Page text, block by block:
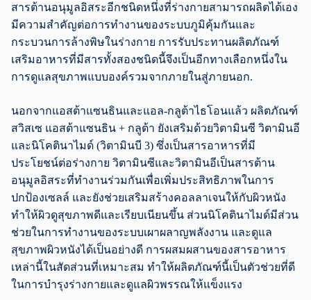
สารต้านอนุมูลอิสระอีกชนิดหนึ่งที่ร่างกายสามารถผลิตได้เอง
มีความสำคัญต่อการทำงานของระบบภูมิคุ้มกันและ
กระบวนการล้างพิษในร่างกาย การรับประทานผลิตภัณฑ์
เสริมอาหารที่มีสารทั้งสองชนิดนี้จึงเป็นอีกทางเลือกหนึ่งใน
การดูแลสุขภาพแบบองค์รวมจากภายในสู่ภายนอก.
นอกจากแอสต้าแซนธินและแอล-กลูต้าไธโอนแล้ว ผลิตภัณฑ์
สวิสเซ แอสต้าแซนธิน + กลูต้า ยังเสริมด้วยวิตามินซี วิตามินอี
และนิโคตินาไมด์ (วิตามินบี 3) ซึ่งเป็นสารอาหารที่มี
ประโยชน์ต่อร่างกาย วิตามินซีและวิตามินอีเป็นสารต้าน
อนุมูลอิสระที่ทำงานร่วมกันเพื่อเพิ่มประสิทธิภาพในการ
ปกป้องเซลล์ และยังช่วยเสริมสร้างคอลลาเจนให้กับผิวหนัง
ทำให้ผิวดูสุขภาพดีและเรียบเนียนขึ้น ส่วนนิโคตินาไมด์มีส่วน
ช่วยในการทำงานของระบบเผาผลาญพลังงาน และดูแล
สุขภาพผิวหนังได้เป็นอย่างดี การผสมผสานของสารอาหาร
เหล่านี้ในสัดส่วนที่เหมาะสม ทำให้ผลิตภัณฑ์นี้เป็นตัวช่วยที่ดี
ในการบำรุงร่างกายและดูแลผิวพรรณให้แข็งแรง